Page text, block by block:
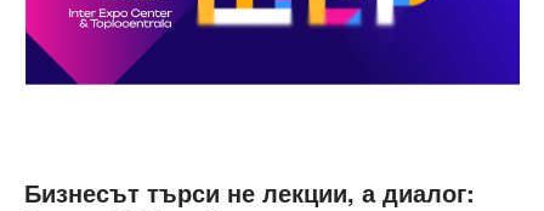
Бизнесът търси не лекции, а диалог: